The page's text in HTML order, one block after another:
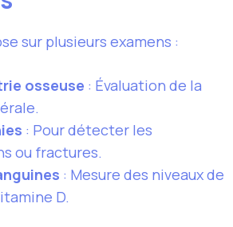
sur plusieurs examens :
osseuse : Évaluation de la
: Pour détecter les
ou fractures.
: Mesure des niveaux de
D.